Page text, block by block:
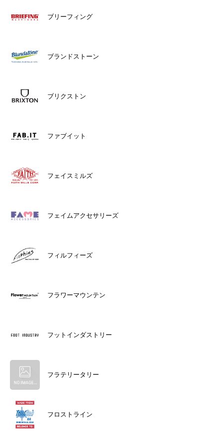
ブリーフィング
ブランドストーン
ブリクストン
ファブイット
フェイスミルズ
フェイムアクセサリーズ
フィルフィーズ
フラワーマウンテン
フットインダストリー
フラテリータリー
フロストライン